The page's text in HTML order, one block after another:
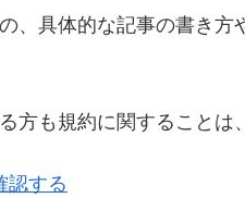
、具体的な記事の書き
方も規約に関することは
認する